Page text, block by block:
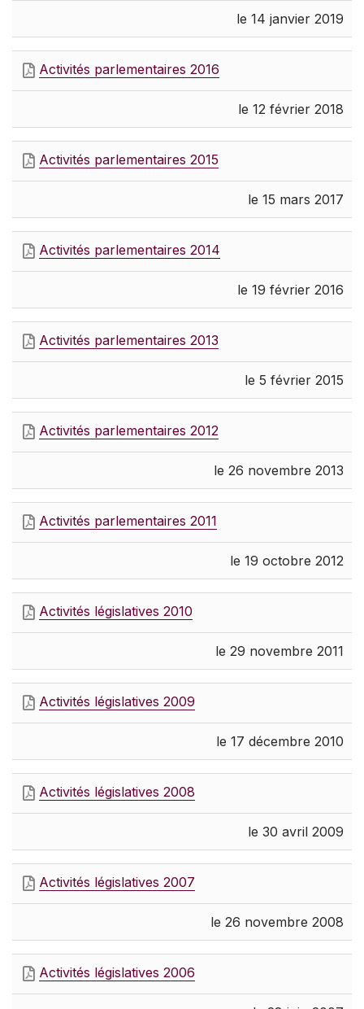
le 14 janvier 2019
Activités parlementaires 2016
le 12 février 2018
Activités parlementaires 2015
le 15 mars 2017
Activités parlementaires 2014
le 19 février 2016
Activités parlementaires 2013
le 5 février 2015
Activités parlementaires 2012
le 26 novembre 2013
Activités parlementaires 2011
le 19 octobre 2012
Activités législatives 2010
le 29 novembre 2011
Activités législatives 2009
le 17 décembre 2010
Activités législatives 2008
le 30 avril 2009
Activités législatives 2007
le 26 novembre 2008
Activités législatives 2006